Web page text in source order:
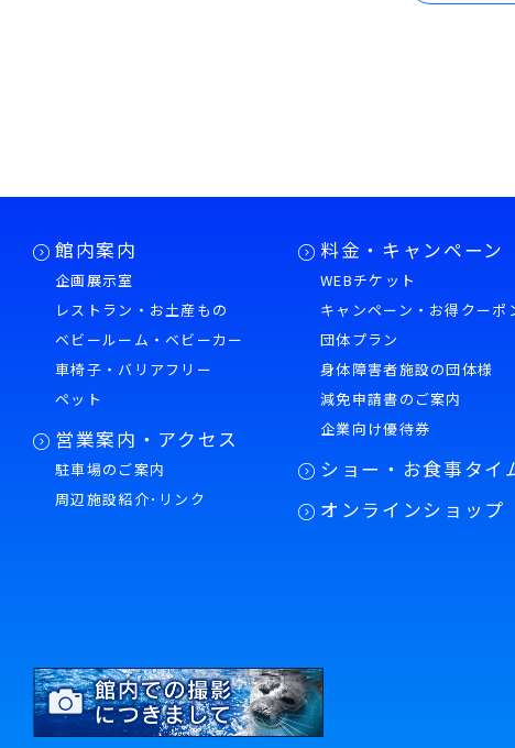
館内案内
企画展示室
レストラン・お土産もの
ベビールーム・ベビーカー
車椅子・バリアフリー
ペット
営業案内・アクセス
駐車場のご案内
周辺施設紹介･リンク
料金・キャンペーン
WEBチケット
キャンペーン・お得クーポ
団体プラン
身体障害者施設の団体様
減免申請書のご案内
企業向け優待券
ショー・お食事タイ
オンラインショップ